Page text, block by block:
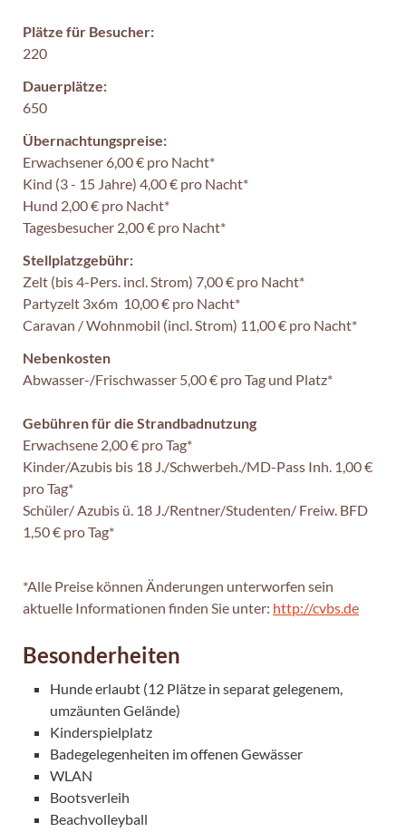
Plätze für Besucher:
220
Dauerplätze:
650
Übernachtungspreise:
Erwachsener 6,00 € pro Nacht*
Kind (3 - 15 Jahre) 4,00 € pro Nacht*
Hund 2,00 € pro Nacht*
Tagesbesucher 2,00 € pro Nacht*
Stellplatzgebühr:
Zelt (bis 4-Pers. incl. Strom) 7,00 € pro Nacht*
Partyzelt 3x6m 10,00 € pro Nacht*
Caravan / Wohnmobil (incl. Strom) 11,00 € pro Nacht*
Nebenkosten
Abwasser-/Frischwasser 5,00 € pro Tag und Platz*
Gebühren für die Strandbadnutzung
Erwachsene 2,00 € pro Tag*
Kinder/Azubis bis 18 J./Schwerbeh./MD-Pass Inh. 1,00 €
pro Tag*
Schüler/ Azubis ü. 18 J./Rentner/Studenten/ Freiw. BFD
1,50 € pro Tag*
*Alle Preise können Änderungen unterworfen sein
aktuelle Informationen finden Sie unter: http://cvbs.de
Besonderheiten
Hunde erlaubt (12 Plätze in separat gelegenem,
umzäunten Gelände)
Kinderspielplatz
Badegelegenheiten im offenen Gewässer
WLAN
Bootsverleih
Beachvolleyball